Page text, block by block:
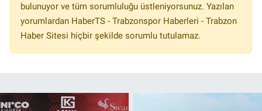
bulunuyor ve tüm sorumluluğu üstleniyorsunuz. Yazılan
yorumlardan HaberTS - Trabzonspor Haberleri - Trabzon
Haber Sitesi hiçbir şekilde sorumlu tutulamaz.